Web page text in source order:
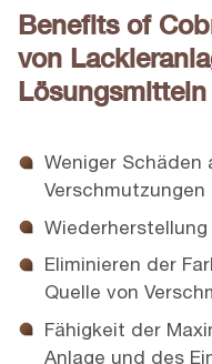
Benefits of
von
Weniger Schäden
Verschmutzungen
Eliminieren der
Quelle von
Fähigkeit der
Anlage und des